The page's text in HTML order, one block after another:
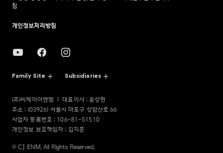
침
개인정보처리방침
Family Site Subsidiaries
(주)씨제이이엔엠
대표이사 : 윤상현
주소 : (03926) 서울시 마포구 상암산로 66
사업자 등록번호 : 106-81-51510
개인정보 보호책임자 : 김지훈
© CJ ENM. All Rights Reserved.